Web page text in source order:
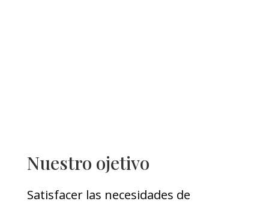
Nuestro ojetivo
Satisfacer las necesidades de